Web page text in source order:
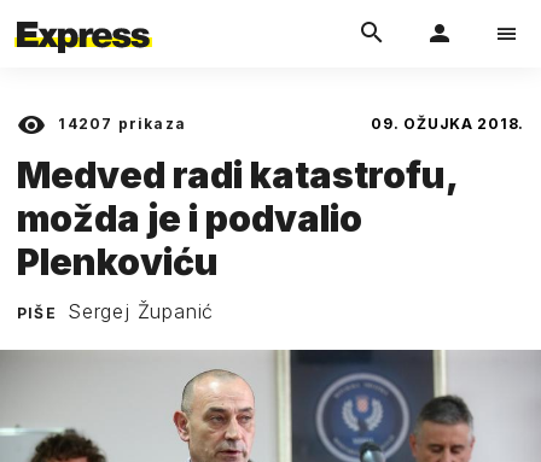
14207 prikaza 09. OŽUJKA 2018.
Medved radi katastrofu,
možda je i podvalio
Plenkoviću
PIŠE Sergej Županić